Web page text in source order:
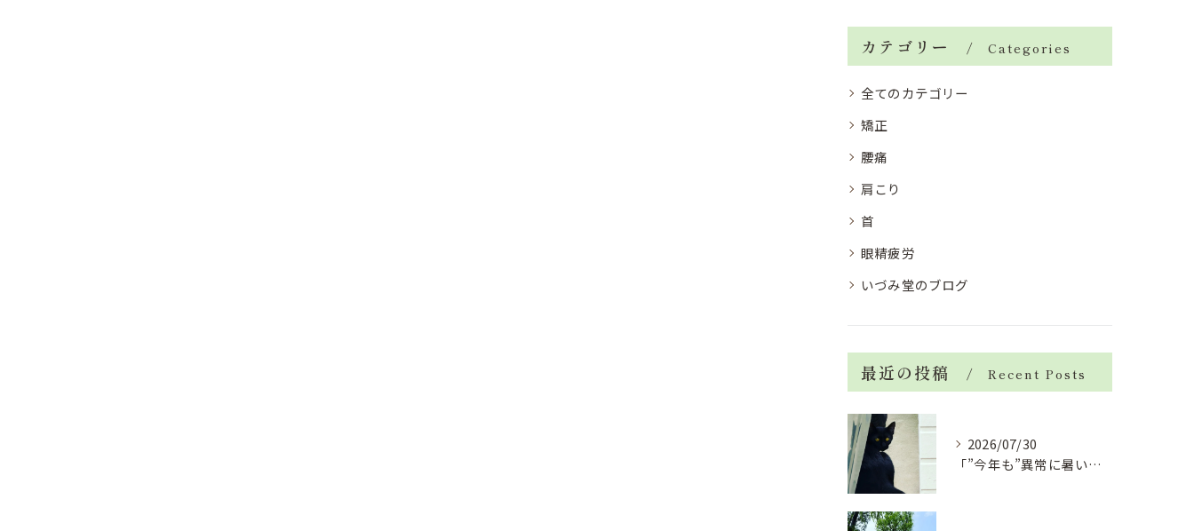
カテゴリー Categories
全てのカテゴリー
矯正
腰痛
肩こり
首
眼精疲労
いづみ堂のブログ
最近の投稿 Recent Posts
2026/07/30
「”今年も”異常に暑い夏」酷暑+冷房＝夏風邪、腰痛、ひざの痛...